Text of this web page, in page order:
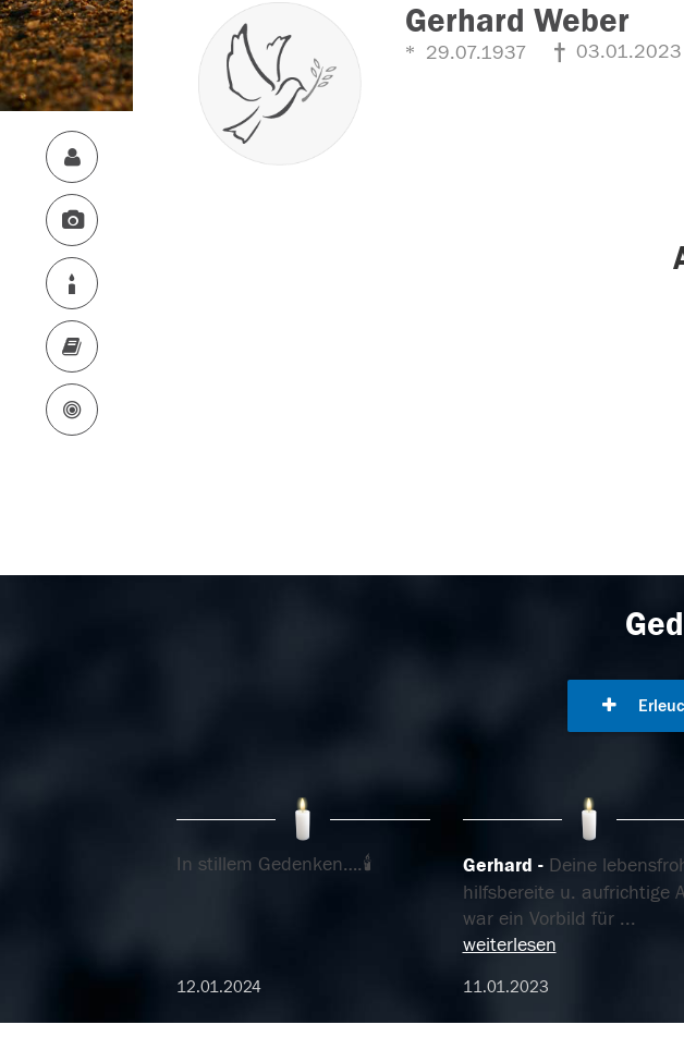
Gerhard Weber
29.07.1937 03.01.2023
In stillem Gedenken….🕯
12.01.2024
Gerhard
Deine
hilfsbereite u. aufrichtige
war ein Vorbild für ...
weiterlesen
11.01.2023